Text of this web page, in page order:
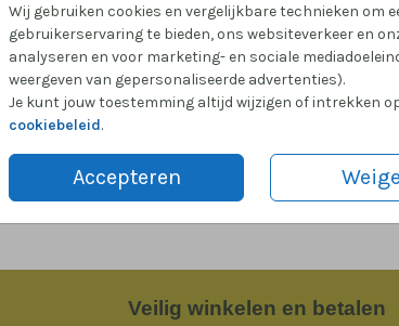
Wij gebruiken cookies en vergelijkbare technieken om
gebruikerservaring te bieden, ons websiteverkeer en
analyseren en voor marketing- en sociale
weergeven van gepersonaliseerde advertenties).
Je kunt jouw toestemming altijd wijzigen of intrekken
cookiebeleid.
Accepteren
Veilig winkelen en betalen